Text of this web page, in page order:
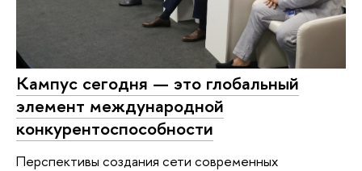
Кампус сегодня — это глобальный
элемент международной
конкурентоспособности
Перспективы создания сети современных